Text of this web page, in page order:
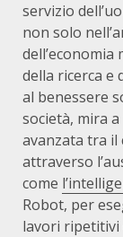
servizio
non solo
dell’economia
della ricerca e
al benessere
società, mira
avanzata tra il
attraverso
come
Robot, per
lavori ripetitivi